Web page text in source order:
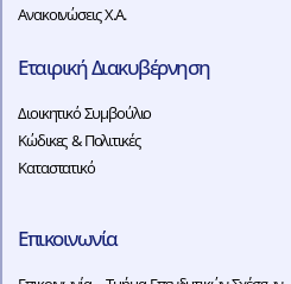
Ανακοινώσεις Χ.Α.
Εταιρική Διακυβέρνηση
Διοικητικό Συμβούλιο
Κώδικες & Πολιτικές
Καταστατικό
Επικοινωνία